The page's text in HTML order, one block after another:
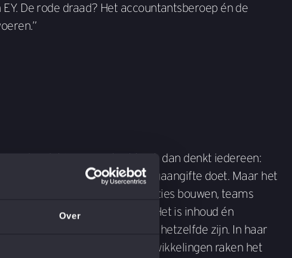
Over
De rode draad? Het accountantsberoep én de
dat je accountant bent, dan denkt iedereen:
“Of ze vragen of je hun belastingaangifte doet. Maar het
werk draait om mensen, relaties bouwen, teams
vraagstukken analyseren. Het is inhoud én
ze dat haar dagen nooit hetzelfde zijn. In haar
met het nieuws: welke ontwikkelingen raken het